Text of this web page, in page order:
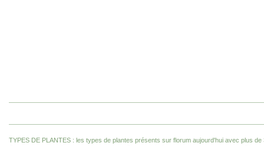
TYPES DE PLANTES : les types de plantes présents sur florum aujourd'hui avec plus de